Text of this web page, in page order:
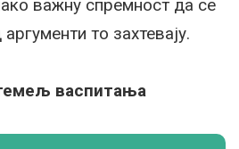
важну спремност да се
то захтевају.
васпитања